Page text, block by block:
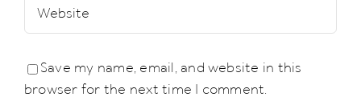
Save my name, email, and website in this
browser for the next time I comment.